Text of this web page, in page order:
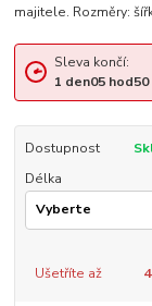
majitele. Rozměry:
Sleva končí:
1 den05hod50
Dostupnost
Délka
Ušetříte až